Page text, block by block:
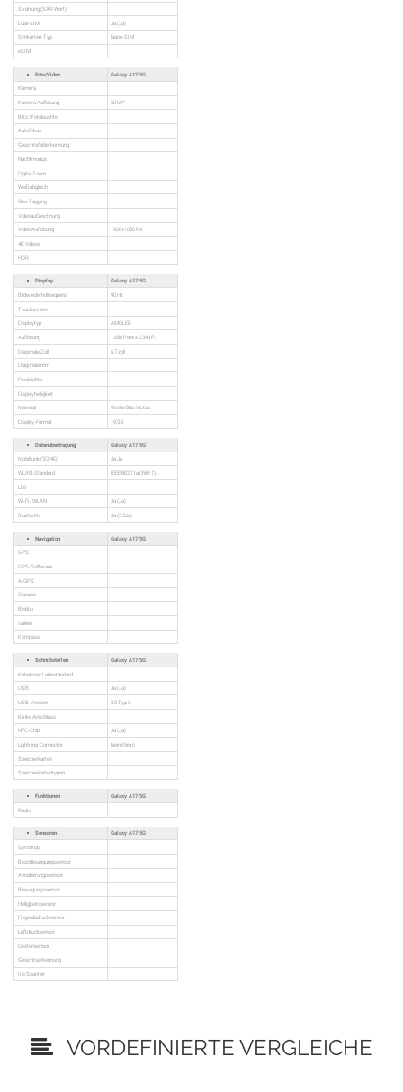
Strahlung (SAR Wert)
Dual-SIM
Simkarten-Typ
eSIM
Foto/Video
Kamera
Kamera Auflösung
Blitz / Fotoleuchte
Autofokus
Gesichtsfelderkennung
Nachtmodus
Digital Zoom
Weißabgleich
Geo-Tagging
Videoaufzeichnung
Video Auflösung
4K Videos
HDR
Display
Bildwiederholfrequenz
Touchscreen
Displaytyp
Auflösung
Diagonale Zoll
Diagonale mm
Pixeldichte
Displayhelligkeit
Material
Display-Format
Datenübertragung
Mobilfunk (5G/4G)
WLAN-Standard
LTE
Wi-Fi / WLAN
Bluetooth
Navigation
GPS
GPS-Software
A-GPS
Glonass
Beidou
Galileo
Kompass
Schnittstellen
Kabelloser Ladestandard
USB
USB-Version
Klinke Anschluss
NFC-Chip
Lightning-Connector
Speicherkarten
Speicherkartentypen
Funktionen
Radio
Sensoren
Gyroskop
Beschleunigungssensor
Annäherungssensor
Bewegungssensor
Helligkeitssensor
Fingerabdrucksensor
Luftdrucksensor
Gestensensor
Gesichtserkennung
Iris Scanner
Ja (Ja)
Nano-SIM
Galaxy A17 5G
50 MP
1920x1080 PX
Galaxy A17 5G
90 Hz
AMOLED
1.080 Pixel x 2.340 P...
6,7 zoll
Gorilla Glas Victus
19,5:9
Galaxy A17 5G
Ja Ja
IEEE 802.11a (WiFi 1)...
Ja (Ja)
Ja (5.3Ja)
Galaxy A17 5G
Galaxy A17 5G
Ja (Ja)
2.0 Typ C
Ja (Ja)
Nein (Nein)
Galaxy A17 5G
Galaxy A17 5G
VORDEFINIERTE VERGLEICHE